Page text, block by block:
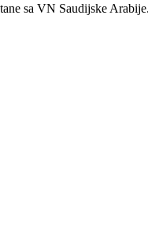
sa VN Saudijske